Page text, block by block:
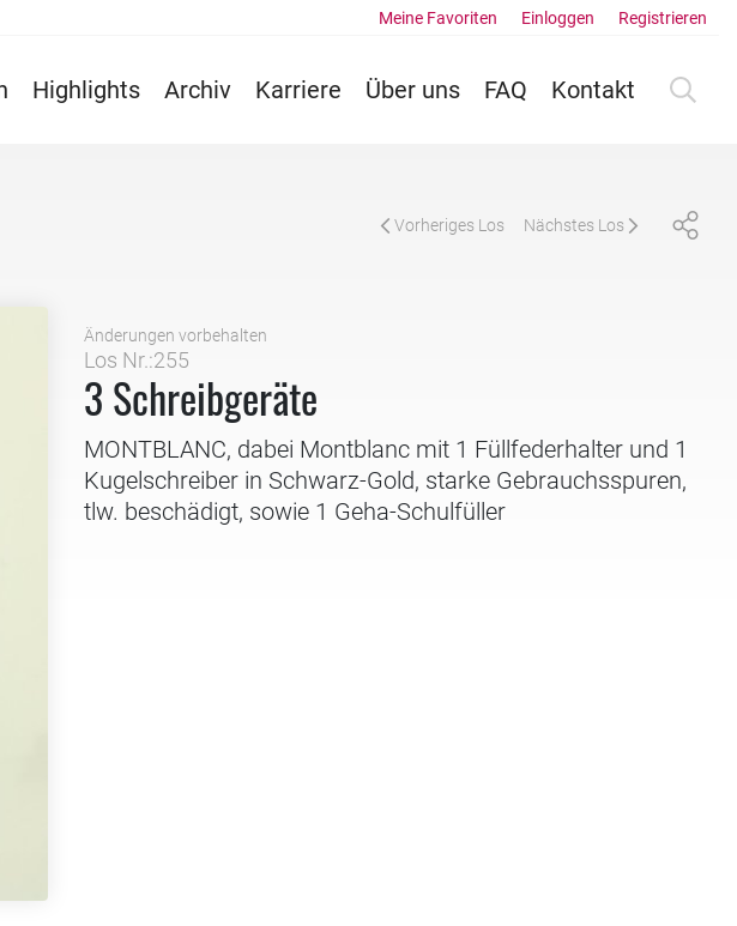
Highlights Archiv Karriere Über uns FAQ Kontakt
Meine Favoriten Einloggen Registrieren
Vorheriges Los Nächstes Los
Änderungen vorbehalten
Los Nr.:255
3 Schreibgeräte
MONTBLANC, dabei Montblanc mit 1 Füllfederhalter und 1
Kugelschreiber in Schwarz-Gold, starke Gebrauchsspuren,
tlw. beschädigt, sowie 1 Geha-Schulfüller